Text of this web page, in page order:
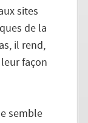
sites
de la
il rend,
façon
semble